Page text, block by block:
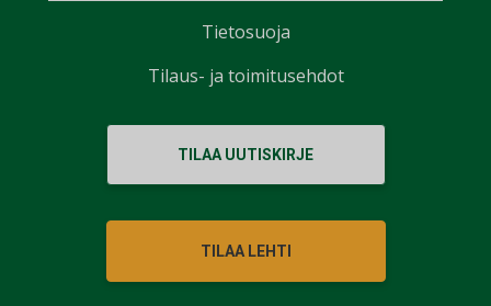
TILAA UUTISKIRJE
TILAA LEHTI
Tietosuoja
Tilaus- ja toimitusehdot